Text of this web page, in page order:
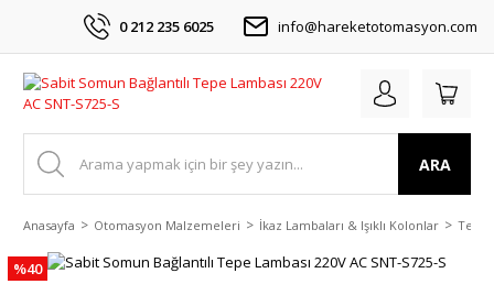
0 212 235 6025 info@hareketotomasyon.com
ARA
Anasayfa Otomasyon Malzemeleri İkaz Lambaları & Işıklı Kolonlar Tepe
%40